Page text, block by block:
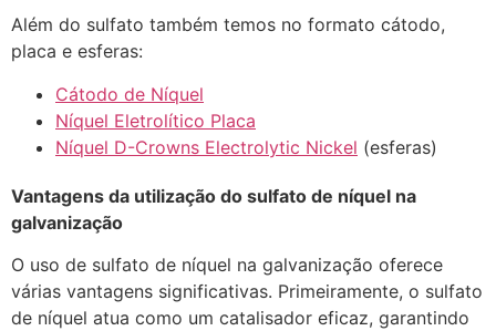
Além do sulfato também temos no formato cátodo,
placa e esferas:
Cátodo de Níquel
Níquel Eletrolítico Placa
Níquel D-Crowns Electrolytic Nickel (esferas)
Vantagens da utilização do sulfato de níquel na
galvanização
O uso de sulfato de níquel na galvanização oferece
várias vantagens significativas. Primeiramente, o sulfato
de níquel atua como um catalisador eficaz, garantindo